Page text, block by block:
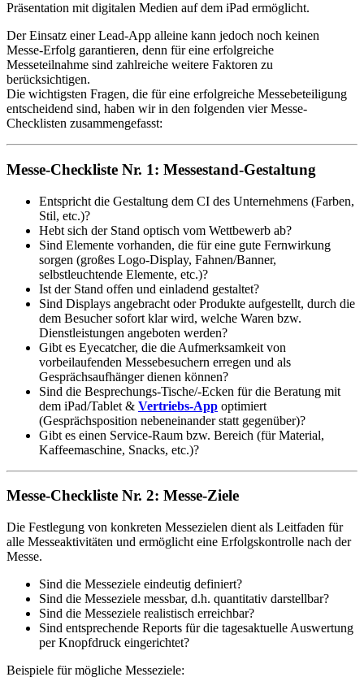
Präsentation mit digitalen Medien auf dem iPad ermöglicht.
Der Einsatz einer Lead-App alleine kann jedoch noch keinen
Messe-Erfolg garantieren, denn für eine erfolgreiche
Messeteilnahme sind zahlreiche weitere Faktoren zu
berücksichtigen.
Die wichtigsten Fragen, die für eine erfolgreiche Messebeteiligung
entscheidend sind, haben wir in den folgenden vier Messe-
Checklisten zusammengefasst:
Messe-Checkliste Nr. 1: Messestand-Gestaltung
Entspricht die Gestaltung dem CI des Unternehmens (Farben,
Stil, etc.)?
Hebt sich der Stand optisch vom Wettbewerb ab?
Sind Elemente vorhanden, die für eine gute Fernwirkung
sorgen (großes Logo-Display, Fahnen/Banner,
selbstleuchtende Elemente, etc.)?
Ist der Stand offen und einladend gestaltet?
Sind Displays angebracht oder Produkte aufgestellt, durch die
dem Besucher sofort klar wird, welche Waren bzw.
Dienstleistungen angeboten werden?
Gibt es Eyecatcher, die die Aufmerksamkeit von
vorbeilaufenden Messebesuchern erregen und als
Gesprächsaufhänger dienen können?
Sind die Besprechungs-Tische/-Ecken für die Beratung mit
dem iPad/Tablet & Vertriebs-App optimiert
(Gesprächsposition nebeneinander statt gegenüber)?
Gibt es einen Service-Raum bzw. Bereich (für Material,
Kaffeemaschine, Snacks, etc.)?
Messe-Checkliste Nr. 2: Messe-Ziele
Die Festlegung von konkreten Messezielen dient als Leitfaden für
alle Messeaktivitäten und ermöglicht eine Erfolgskontrolle nach der
Messe.
Sind die Messeziele eindeutig definiert?
Sind die Messeziele messbar, d.h. quantitativ darstellbar?
Sind die Messeziele realistisch erreichbar?
Sind entsprechende Reports für die tagesaktuelle Auswertung
per Knopfdruck eingerichtet?
Beispiele für mögliche Messeziele: